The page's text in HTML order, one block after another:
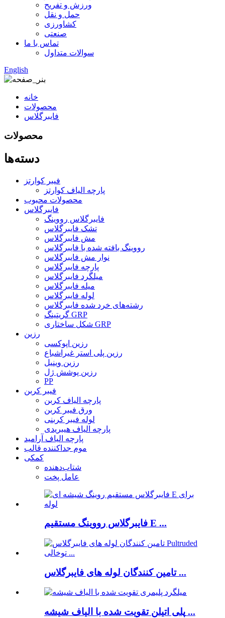
ورزش و تفریح
حمل و نقل
کشاورزی
صنعتی
تماس با ما
سوالات متداول
English
خانه
محصولات
فایبرگلاس
محصولات
دسته‌ها
فیبر کوارتز
پارچه الیاف کوارتز
محصولات محبوب
فایبرگلاس
فایبرگلاس رووینگ
تشک فایبرگلاس
مش فایبرگلاس
رووینگ بافته شده با فایبرگلاس
نوار مش فایبرگلاس
پارچه فایبرگلاس
میلگرد فایبرگلاس
میله فایبرگلاس
لوله فایبرگلاس
رشته‌های خرد شده فایبرگلاس
گریتینگ GRP
شکل ساختاری GRP
رزین
رزین اپوکسی
رزین پلی استر غیراشباع
رزین وینیل
رزین پوشش ژل
PP
فیبر کربن
پارچه الیاف کربن
ورق فیبر کربن
لوله فیبر کربنی
پارچه الیاف هیبریدی
پارچه الیاف آرامید
موم جداکننده قالب
کمکی
شتاب‌دهنده
عامل پخت
فایبرگلاس رووینگ مستقیم E ...
تامین کنندگان لوله های فایبرگلاس ...
پلی اتیلن تقویت شده با الیاف شیشه ...